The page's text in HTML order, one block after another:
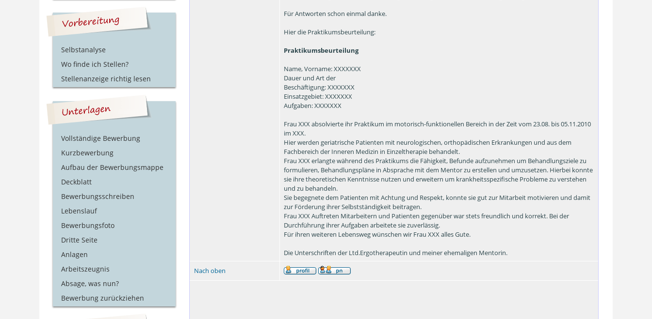
Für Antworten schon einmal danke.
Hier die Praktikumsbeurteilung:
Praktikumsbeurteilung
Name, Vorname: XXXXXXX
Dauer und Art der
Beschäftigung: XXXXXXX
Einsatzgebiet: XXXXXXX
Aufgaben: XXXXXXX
Frau XXX absolvierte ihr Praktikum im motorisch-funktionellen Bereich in der Zeit vom 23.08. bis 05.11.2010
im XXX.
Hier werden geriatrische Patienten mit neurologischen, orthopädischen Erkrankungen und aus dem
Fachbereich der Inneren Medizin in Einzeltherapie behandelt.
Frau XXX erlangte während des Praktikums die Fähigkeit, Befunde aufzunehmen um Behandlungsziele zu
formulieren, Behandlungspläne in Absprache mit dem Mentor zu erstellen und umzusetzen. Hierbei konnte
sie ihre theoretischen Kenntnisse nutzen und erweitern um krankheitsspezifische Probleme zu verstehen
und zu behandeln.
Sie begegnete dem Patienten mit Achtung und Respekt, konnte sie gut zur Mitarbeit motivieren und damit
zur Förderung ihrer Selbstständigkeit beitragen.
Frau XXX Auftreten Mitarbeitern und Patienten gegenüber war stets freundlich und korrekt. Bei der
Durchführung ihrer Aufgaben arbeitete sie zuverlässig.
Für ihren weiteren Lebensweg wünschen wir Frau XXX alles Gute.
Die Unterschriften der Ltd.Ergotherapeutin und meiner ehemaligen Mentorin.
Nach oben
Selbstanalyse
Wo finde ich Stellen?
Stellenanzeige richtig lesen
Vollständige Bewerbung
Kurzbewerbung
Aufbau der Bewerbungsmappe
Deckblatt
Bewerbungsschreiben
Lebenslauf
Bewerbungsfoto
Dritte Seite
Anlagen
Arbeitszeugnis
Absage, was nun?
Bewerbung zurückziehen